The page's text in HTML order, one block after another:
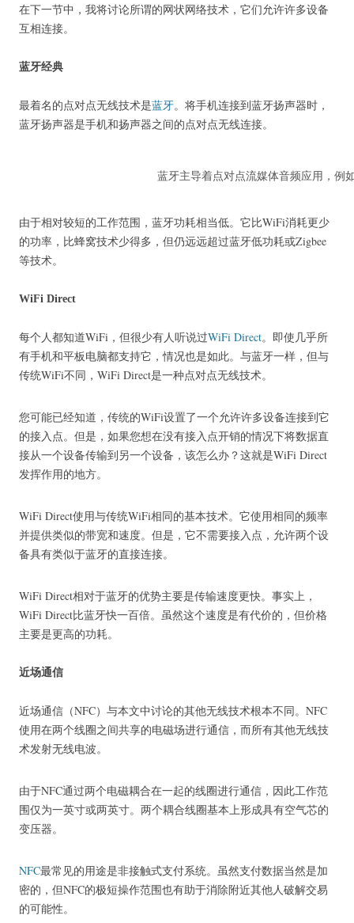
在下一节中，我将讨论所谓的网状网络技术，它们允许许多设备
互相连接。
蓝牙经典
最着名的点对点无线技术是蓝牙。 将手机连接到蓝牙扬声器时，
蓝牙扬声器是手机和扬声器之间的点对点无线连接。
蓝牙主导着点对点流媒体音频应用，例
由于相对较短的工作范围，蓝牙功耗相当低。 它比WiFi消耗更少
的功率，比蜂窝技术少得多，但仍远远超过蓝牙低功耗或Zigbee
等技术。
WiFi Direct
每个人都知道WiFi，但很少有人听说过WiFi Direct。 即使几乎所
有手机和平板电脑都支持它，情况也是如此。 与蓝牙一样，但与
传统WiFi不同，WiFi Direct是一种点对点无线技术。
您可能已经知道，传统的WiFi设置了一个允许许多设备连接到它
的接入点。 但是，如果您想在没有接入点开销的情况下将数据直
接从一个设备传输到另一个设备，该怎么办？这就是WiFi Direct
发挥作用的地方。
WiFi Direct使用与传统WiFi相同的基本技术。 它使用相同的频率
并提供类似的带宽和速度。 但是，它不需要接入点，允许两个设
备具有类似于蓝牙的直接连接。
WiFi Direct相对于蓝牙的优势主要是传输速度更快。 事实上，
WiFi Direct比蓝牙快一百倍。 虽然这个速度是有代价的，但价格
主要是更高的功耗。
近场通信
近场通信（NFC）与本文中讨论的其他无线技术根本不同。 NFC
使用在两个线圈之间共享的电磁场进行通信，而所有其他无线技
术发射无线电波。
由于NFC通过两个电磁耦合在一起的线圈进行通信，因此工作范
围仅为一英寸或两英寸。 两个耦合线圈基本上形成具有空气芯的
变压器。
NFC最常见的用途是非接触式支付系统。 虽然支付数据当然是加
密的，但NFC的极短操作范围也有助于消除附近其他人破解交易
的可能性。